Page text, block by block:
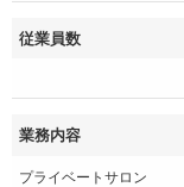
従業員数
業務内容
プライベートサロン